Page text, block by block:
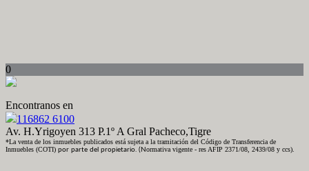
0
Encontranos en
116862 6100
Av. H.Yrigoyen 313 P.1º A Gral Pacheco,Tigre
*La venta de los inmuebles publicados está sujeta a la tramitación del Código de Transferencia de
Inmuebles (COTI) por parte del propietario. (N ormativa vigente - res AFIP 2371/08, 2439/08 y ccs)